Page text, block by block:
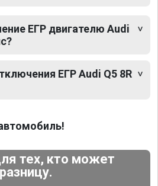
ЕГР двигателю Audi
ЕГР Audi Q5 8R
тех, кто может